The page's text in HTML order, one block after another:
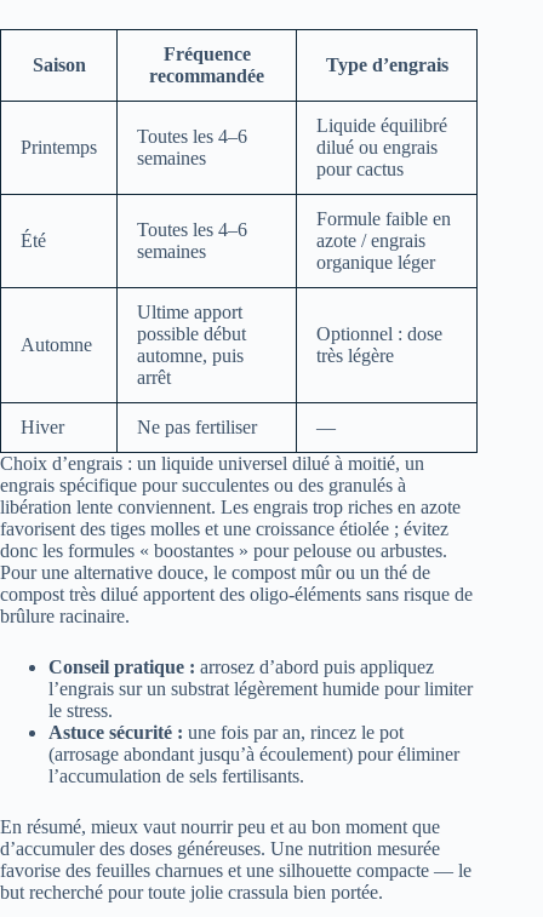
Saison
Fréquence
recommandée
Type d’engrais
Printemps
Toutes les 4–6
semaines
Liquide équilibré
dilué ou engrais
pour cactus
Été
Toutes les 4–6
semaines
Formule faible en
azote / engrais
organique léger
Automne
Ultime apport
possible début
automne, puis
arrêt
Optionnel : dose
très légère
Hiver Ne pas fertiliser
—
Choix d’engrais : un liquide universel dilué à moitié, un
engrais spécifique pour succulentes ou des granulés à
libération lente conviennent. Les engrais trop riches en azote
favorisent des tiges molles et une croissance étiolée ; évitez
donc les formules « boostantes » pour pelouse ou arbustes.
Pour une alternative douce, le compost mûr ou un thé de
compost très dilué apportent des oligo-éléments sans risque de
brûlure racinaire.
Conseil pratique : arrosez d’abord puis appliquez
l’engrais sur un substrat légèrement humide pour limiter
le stress.
Astuce sécurité : une fois par an, rincez le pot
(arrosage abondant jusqu’à écoulement) pour éliminer
l’accumulation de sels fertilisants.
En résumé, mieux vaut nourrir peu et au bon moment que
d’accumuler des doses généreuses. Une nutrition mesurée
favorise des feuilles charnues et une silhouette compacte — le
but recherché pour toute jolie crassula bien portée.